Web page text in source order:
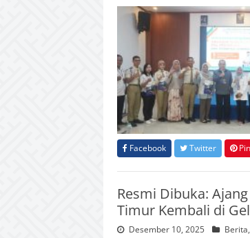
Facebook Twitter
Resmi Dibuka:
Timur Kembali di
Desember 10, 2025 Berita,